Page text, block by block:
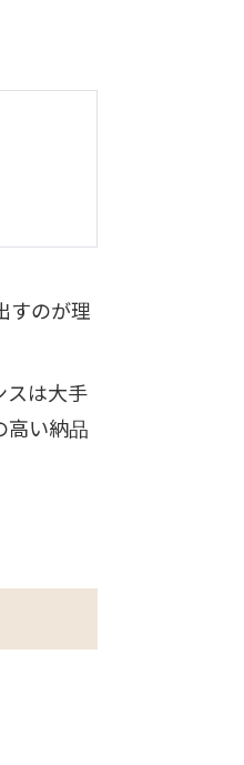
すのが理
スは大手
高い納品